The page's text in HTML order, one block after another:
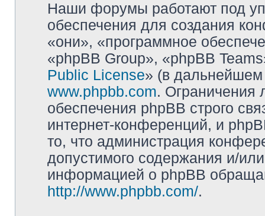
Наши форумы работают под
обеспечения для создания
«они», «программное
«phpBB Group», «phpBB
Public License» (в дальнейшем
www.phpbb.com. Ограничения
обеспечения phpBB строго
интернет-конференций, и
то, что администрация
допустимого содержания и/
информацией о phpBB
http://www.phpbb.com/.